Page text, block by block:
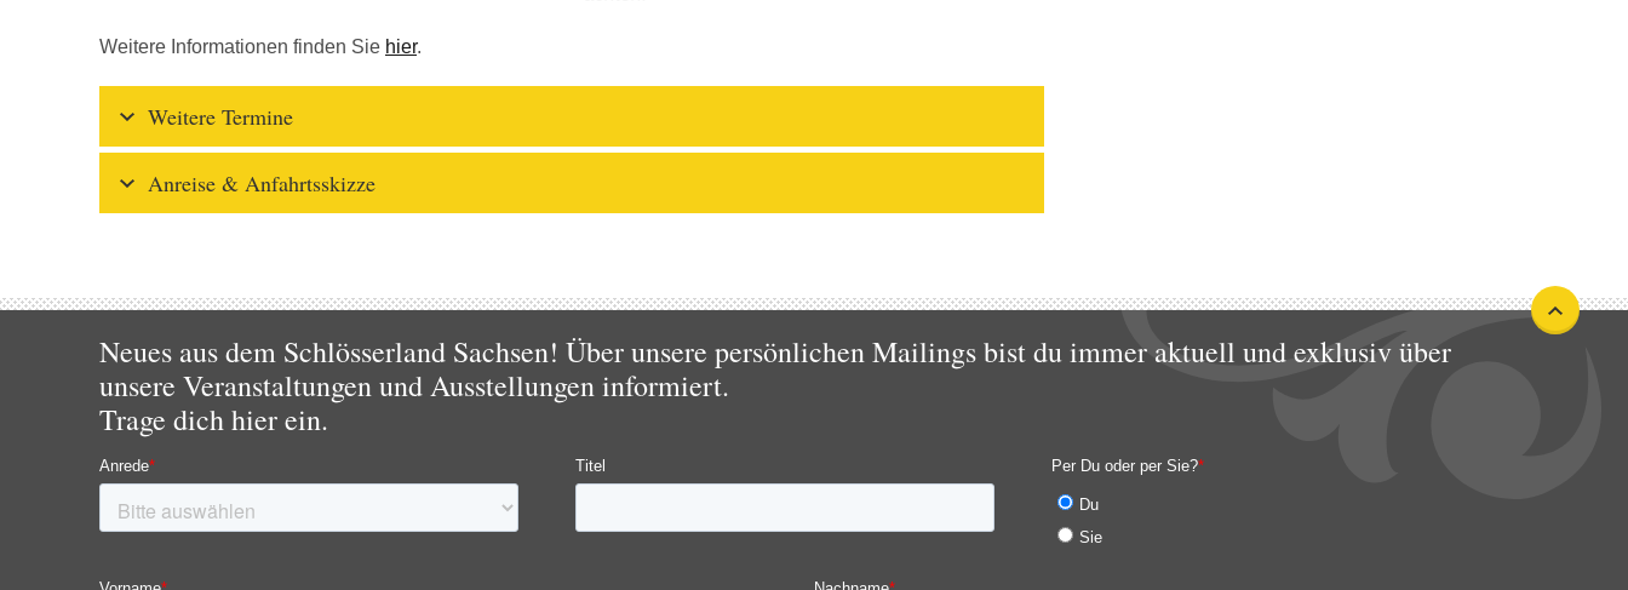
Weitere Informationen finden Sie hier.
Weitere Termine
Anreise & Anfahrtsskizze
Neues aus dem Schlösserland Sachsen! Über unsere persönlichen Mailings bist du immer aktuell und exklusiv über
unsere Veranstaltungen und Ausstellungen informiert.
Trage dich hier ein.